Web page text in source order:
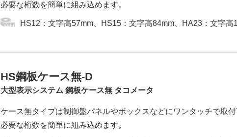
必要な桁数を簡単に組み込めます。
HS12：文字高57mm、HS15：文字高84mm、HA23：文字高
HS鋼板ケース無-D
大型表示システム 鋼板ケース無 タコメータ
ケース無タイプは制御盤パネルやボックスなどにワンタッチで取
必要な桁数を簡単に組み込めます。